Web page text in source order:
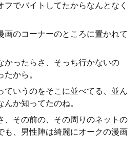
フでバイトしてたからなんとなく
画のコーナーのところに置かれて
かったらさ、そっち行かないの
から。
ていうのをそこに並べてる、並ん
か知ってたのね。
、その前の、その周りのネットの
も、男性陣は綺麗にオークの漫画